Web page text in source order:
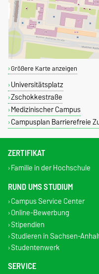
Größere Karte anzeigen
Universitätsplatz
Zschokkestraße
Medizinischer Campus
Campusplan Barrierefreie
ZERTIFIKAT
Familie in der Hochschule
RUND UMS STUDIUM
Campus Service Center
Online-Bewerbung
Stipendien
Studieren in Sachsen-
Studentenwerk
SERVICE